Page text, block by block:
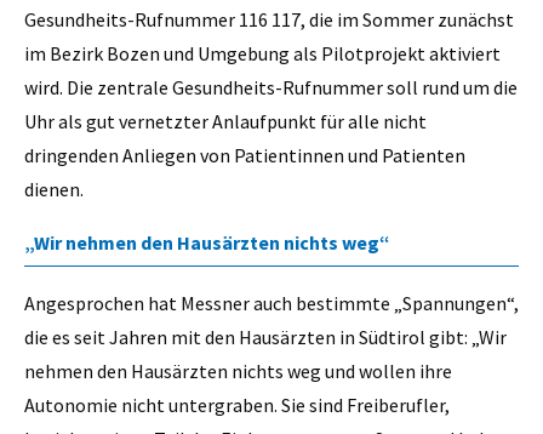
Gesundheits-Rufnummer 116 117, die im Sommer zunächst
im Bezirk Bozen und Umgebung als Pilotprojekt aktiviert
wird. Die zentrale Gesundheits-Rufnummer soll rund um die
Uhr als gut vernetzter Anlaufpunkt für alle nicht
dringenden Anliegen von Patientinnen und Patienten
dienen.
„Wir nehmen den Hausärzten nichts weg“
Angesprochen hat Messner auch bestimmte „Spannungen“,
die es seit Jahren mit den Hausärzten in Südtirol gibt: „Wir
nehmen den Hausärzten nichts weg und wollen ihre
Autonomie nicht untergraben. Sie sind Freiberufler,